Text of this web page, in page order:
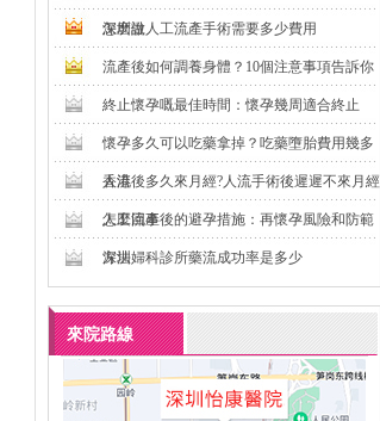
怎麽說
深圳做人工流產手術需要多少費用
流產後如何調養身體？10個注意事項告訴你
終止懷孕嘅最佳時間：懷孕幾周適合終止
懷孕多久可以吃藥拿掉？吃藥墮胎費用幾多
香港
人流後多久來月經?人流手術後遲遲不來月經
怎麼回事
人工流產後的避孕措施：再懷孕風險和防範
方法
深圳婦科診所藥流成功率是多少
來院路線